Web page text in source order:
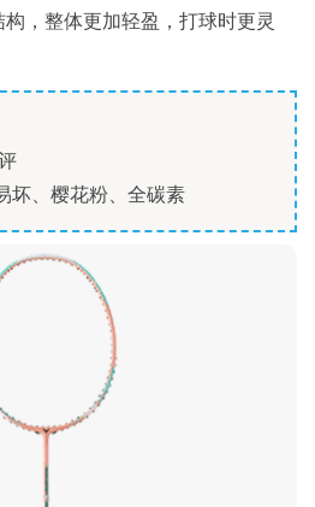
，整体更加轻盈，打球时更灵
坏、樱花粉、全碳素